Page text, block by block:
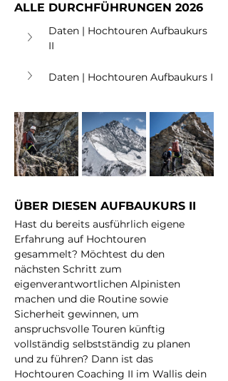
ALLE DURCHFÜHRUNGEN 2026
Daten | Hochtouren Aufbaukurs
II
Daten | Hochtouren Aufbaukurs I
ÜBER DIESEN AUFBAUKURS II
Hast du bereits ausführlich eigene
Erfahrung auf Hochtouren
gesammelt? Möchtest du den
nächsten Schritt zum
eigenverantwortlichen Alpinisten
machen und die Routine sowie
Sicherheit gewinnen, um
anspruchsvolle Touren künftig
vollständig selbstständig zu planen
und zu führen? Dann ist das
Hochtouren Coaching II im Wallis dein